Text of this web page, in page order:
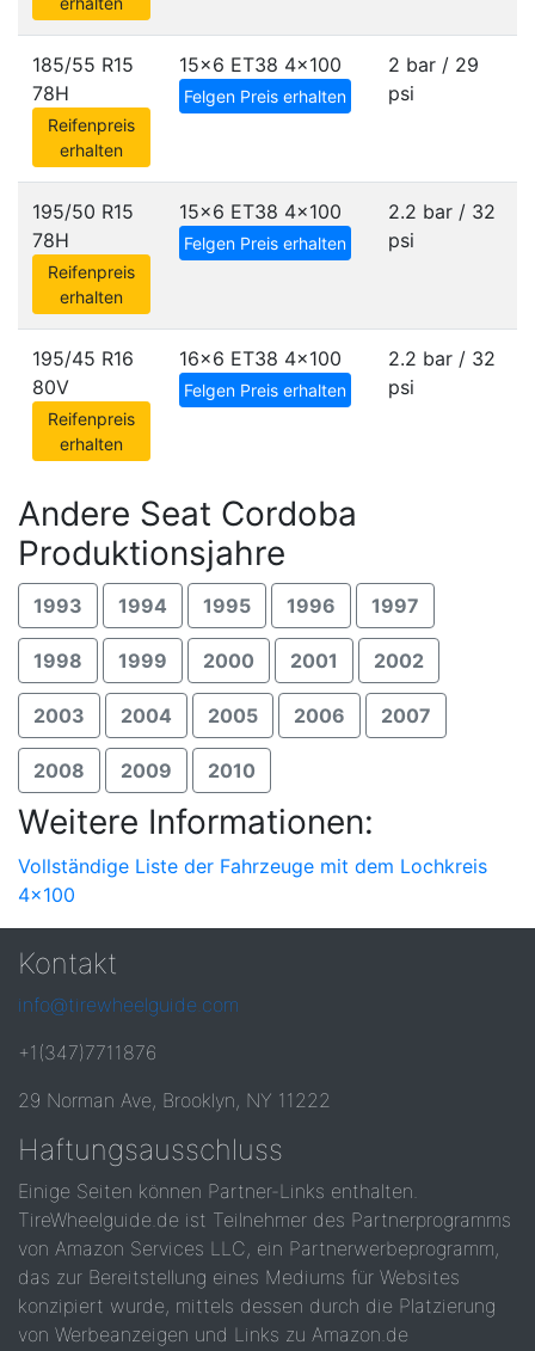
185/55 R15
78H
Reifenpreis
erhalten
15x6 ET38 4x100
Felgen Preis erhalten
2 bar / 29
psi
195/50 R15
78H
Reifenpreis
erhalten
15x6 ET38 4x100
Felgen Preis erhalten
2.2 bar / 32
psi
195/45 R16
80V
Reifenpreis
erhalten
16x6 ET38 4x100
Felgen Preis erhalten
2.2 bar / 32
psi
Andere Seat Cordoba
Produktionsjahre
1993 1994 1995 1996 1997
1998 1999 2000 2001 2002
2003 2004 2005 2006 2007
2008 2009 2010
Weitere Informationen:
Vollständige Liste der Fahrzeuge mit dem Lochkreis
4x100
Kontakt
info@tirewheelguide.com
+1(347)7711876
29 Norman Ave, Brooklyn, NY 11222
Haftungsausschluss
Einige Seiten können Partner-Links enthalten.
TireWheelguide.de ist Teilnehmer des Partnerprogramms
von Amazon Services LLC, ein Partnerwerbeprogramm,
das zur Bereitstellung eines Mediums für Websites
konzipiert wurde, mittels dessen durch die Platzierung
von Werbeanzeigen und Links zu Amazon.de